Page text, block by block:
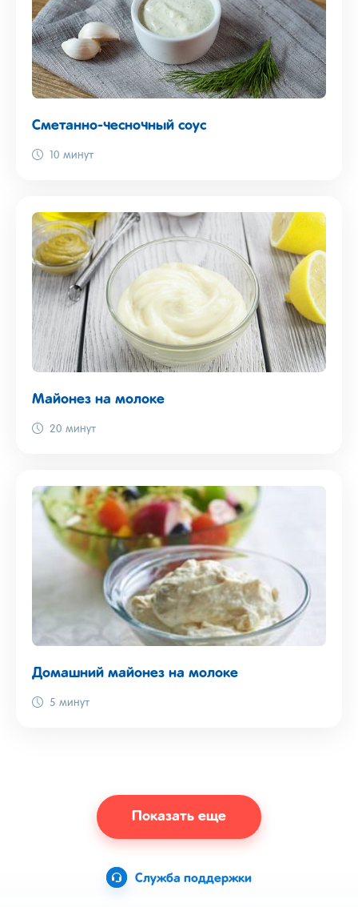
Сметанно-чесночный соус
10 минут
Майонез на молоке
20 минут
Домашний майонез на молоке
5 минут
Показать еще
Служба поддержки